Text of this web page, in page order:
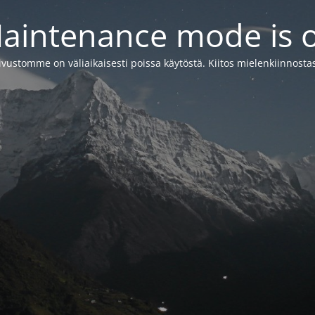
mode is
on väliaikaisesti poissa käytöstä. Kiitos